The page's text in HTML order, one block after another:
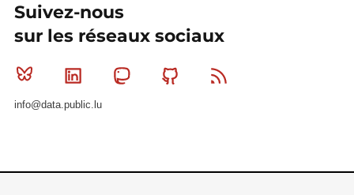
Suivez-nous
sur les réseaux sociaux
Bluesky Linkedin MastodonGithub
info@data.public.lu